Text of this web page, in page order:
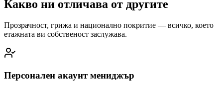
Какво ни отличава от другите
Прозрачност, грижа и национално покритие — всичко, което
етажната ви собственост заслужава.
Персонален акаунт мениджър